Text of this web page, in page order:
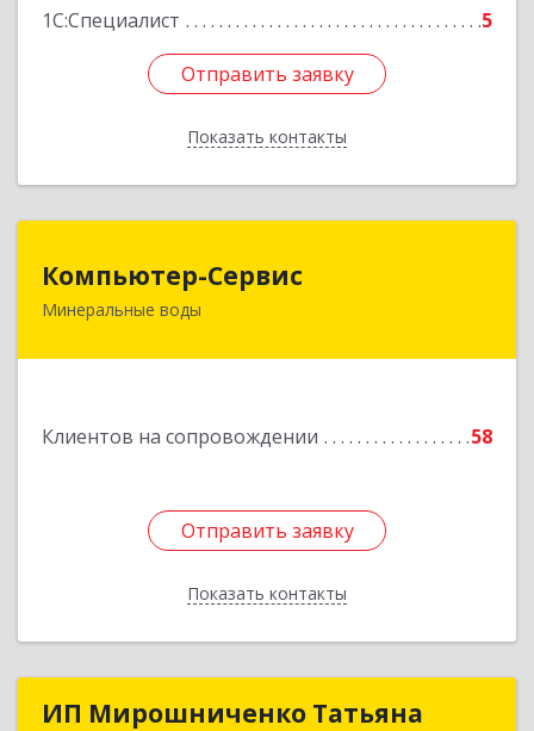
1С:Специалист
5
Отправить заявку
Показать контакты
Отправить заявку
Назад
Компьютер-Сервис
Минеральные воды
Клиентов на сопровождении 58
Отправить заявку
Показать контакты
357202, Ставропольский край, Минеральные
Отправить заявку
Назад
ИП Мирошниченко Татьяна
ИП Мирошниченко Татьяна